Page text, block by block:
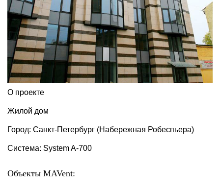
О проекте
Жилой дом
Город: Санкт-Петербург (Набережная Робеспьера)
Система: System A-700
Объекты MAVent: